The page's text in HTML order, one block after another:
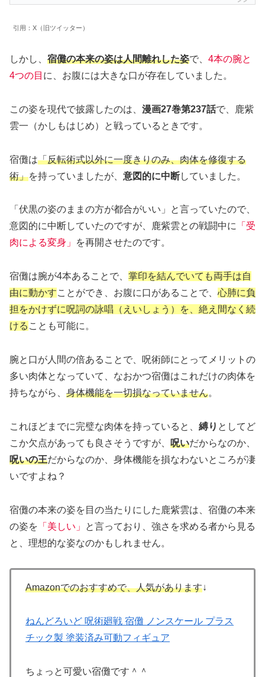
引用：X（旧ツイッター）
しかし、 宿儺の本来の姿は人間離れした姿で、 4本の腕と
4つの目 に、お腹には大きな口が存在していました。
この姿を現代で披露したのは、 漫画27巻第237話で、鹿紫
雲一（かしもはじめ）と戦っているときです。
宿儺は「反転術式以外に一度きりのみ、肉体を修復する
術」を持っていましたが、 意図的に中断していました。
「伏黒の姿のままの方が都合がいい」と言っていたので、
意図的に中断していたのですが、鹿紫雲との戦闘中に
「受
肉による変身」
を再開させたのです。
宿儺は腕が4本あることで、 掌印を結んでいても両手は自
由に動かすことができ、お腹に口があることで、 心肺に負
担をかけずに呪詞の詠唱（えいしょう）を、絶え間なく続
ける ことも可能に。
腕と口が人間の倍あることで、呪術師にとってメリットの
多い肉体となっていて、なおかつ宿儺はこれだけの肉体を
持ちながら、 身体機能を一切損なっていません。
これほどまでに完璧な肉体を持っていると、 縛り としてど
こか欠点があっても良さそうですが、 呪いだからなのか、
呪いの王だからなのか、身体機能を損なわないところが凄
いですよね？
宿儺の本来の姿を目の当たりにした鹿紫雲は、宿儺の本来
の姿を 「美しい」
と言っており、強さを求める者から見る
と、理想的な姿なのかもしれません。
Amazonでのおすすめで、人気があります↓
ねんどろいど 呪術廻戦 宿儺 ノンスケール プラス
チック製 塗装済み可動フィギュア
ちょっと可愛い宿儺です＾＾